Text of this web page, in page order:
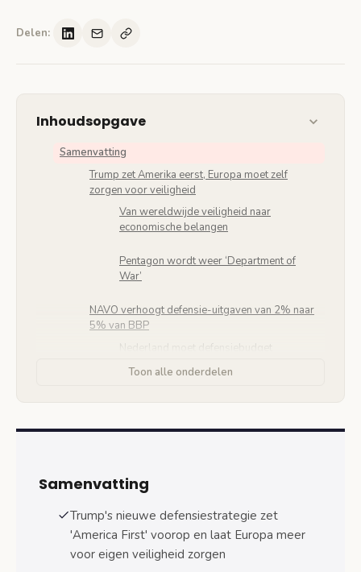
Delen:
Inhoudsopgave
Samenvatting
Trump zet Amerika eerst, Europa moet zelf
zorgen voor veiligheid
Van wereldwijde veiligheid naar
economische belangen
Pentagon wordt weer ‘Department of
War’
NAVO verhoogt defensie-uitgaven van 2% naar
5% van BBP
Nabije buren krijgen voorrang boven
Defensie gekoppeld aan handel
Toon alle onderdelen
Samenvatting
Trump's nieuwe defensiestrategie zet
'America First' voorop en laat Europa meer
voor eigen veiligheid zorgen